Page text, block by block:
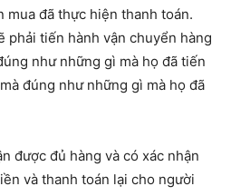
mua đã thực hiện thanh toán.
phải tiến hành vận chuyển hàng
như những gì mà họ đã tiến
đúng như những gì mà họ đã
được đủ hàng và có xác nhận
và thanh toán lại cho người